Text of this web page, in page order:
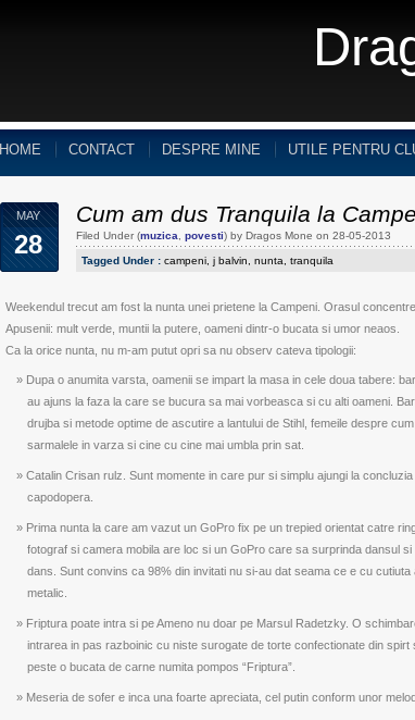
HOME CONTACT DESPRE MINE UTILE PENTRU
MAY
28
Cum am dus Tranquila la
Filed Under (muzica povesti) by Dragos Mone on 28-05-2013
Tagged Under : campeni, j balvin nunta tranquila
Weekendul trecut am fost la nunta unei prietene la Campeni. Orasul
Apusenii: mult verde, muntii la putere, oameni dintr-o bucata si umor neaos.
Ca la orice nunta, nu m-am putut opri sa nu observ cateva tipologii:
Dupa o anumita varsta, oamenii se impart la masa in cele doua tabere:
au ajuns la faza la care se bucura sa mai vorbeasca si cu alti oameni.
drujba si metode optime de ascutire a lantului de Stihl, femeile despre
sarmalele in varza si cine cu cine mai umbla prin sat.
Catalin Crisan rulz. Sunt momente in care pur si simplu ajungi la concluzia
capodopera.
Prima nunta la care am vazut un GoProfix pe un trepied orientat catre
fotograf si camera mobila are loc si un GoPro care sa surprinda dansul si
dans. Sunt convins ca 98% din invitati nu si-au dat seama ce e cu cutiuta
metalic.
Friptura poate intra si pe Ameno nu doar pe Marsul Radetzky. O
intrarea in pas razboinic cu niste surogate de torte confectionate din spirt
peste o bucata de carne numita pompos “Friptura”.
Meseria de sofer e inca una foarte apreciata, cel putin conform unor